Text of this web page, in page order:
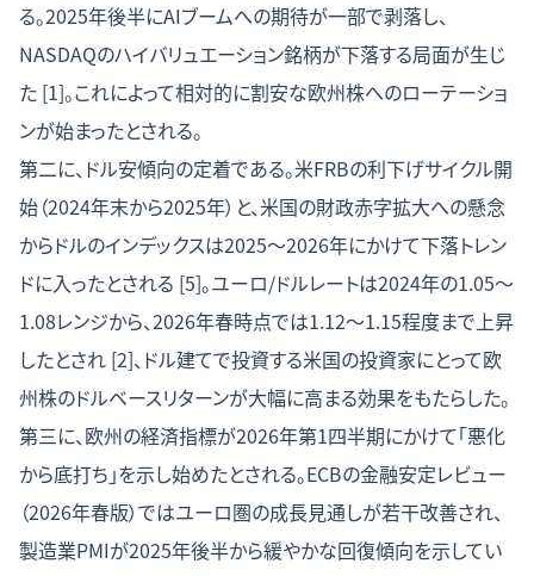
る。2025年後半にAIブームへの期待が一部で剥落し、
NASDAQのハイバリュエーション銘柄が下落する局面が生じ
た [1]。これによって相対的に割安な欧州株へのローテーショ
ンが始まったとされる。
第二に、ドル安傾向の定着である。米FRBの利下げサイクル開
始（2024年末から2025年）と、米国の財政赤字拡大への懸念
からドルのインデックスは2025〜2026年にかけて下落トレン
ドに入ったとされる [5]。ユーロ/ドルレートは2024年の1.05〜
1.08レンジから、2026年春時点では1.12〜1.15程度まで上昇
したとされ [2]、ドル建てで投資する米国の投資家にとって欧
州株のドルベースリターンが大幅に高まる効果をもたらした。
第三に、欧州の経済指標が2026年第1四半期にかけて「悪化
から底打ち」を示し始めたとされる。ECBの金融安定レビュー
（2026年春版）ではユーロ圏の成長見通しが若干改善され、
製造業PMIが2025年後半から緩やかな回復傾向を示してい